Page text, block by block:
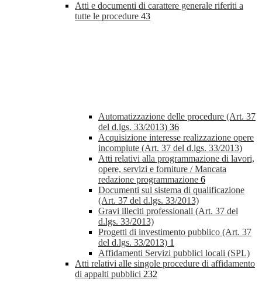
Atti e documenti di carattere generale riferiti a
tutte le procedure 43
Automatizzazione delle procedure (Art. 37
del d.lgs. 33/2013) 36
Acquisizione interesse realizzazione opere
incompiute (Art. 37 del d.lgs. 33/2013)
Atti relativi alla programmazione di lavori,
opere, servizi e forniture / Mancata
redazione programmazione 6
Documenti sul sistema di qualificazione
(Art. 37 del d.lgs. 33/2013)
Gravi illeciti professionali (Art. 37 del
d.lgs. 33/2013)
Progetti di investimento pubblico (Art. 37
del d.lgs. 33/2013) 1
Affidamenti Servizi pubblici locali (SPL)
Atti relativi alle singole procedure di affidamento
di appalti pubblici 232